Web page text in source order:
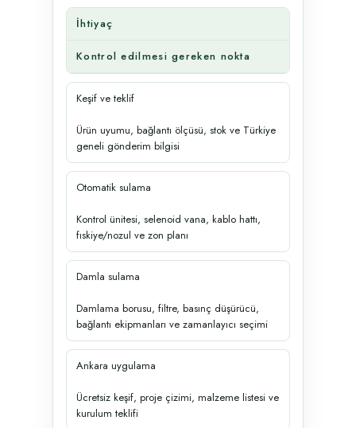
İhtiyaç
Kontrol edilmesi gereken nokta
Keşif ve teklif
Ürün uyumu, bağlantı ölçüsü, stok ve Türkiye
geneli gönderim bilgisi
Otomatik sulama
Kontrol ünitesi, selenoid vana, kablo hattı,
fıskiye/nozul ve zon planı
Damla sulama
Damlama borusu, filtre, basınç düşürücü,
bağlantı ekipmanları ve zamanlayıcı seçimi
Ankara uygulama
Ücretsiz keşif, proje çizimi, malzeme listesi ve
kurulum teklifi